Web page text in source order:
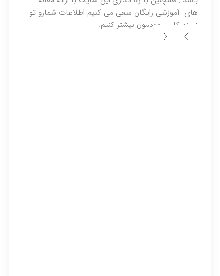
های آموزشی رایگان سعی می کنیم اطلاعات شمارو تو
زمینه کاری خودمون بیشتر کنیم.